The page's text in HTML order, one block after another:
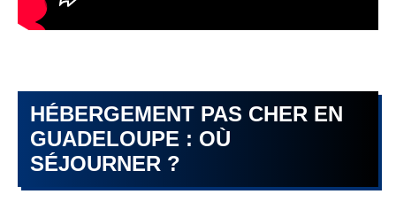
HÉBERGEMENT PAS CHER EN
GUADELOUPE : OÙ
SÉJOURNER ?